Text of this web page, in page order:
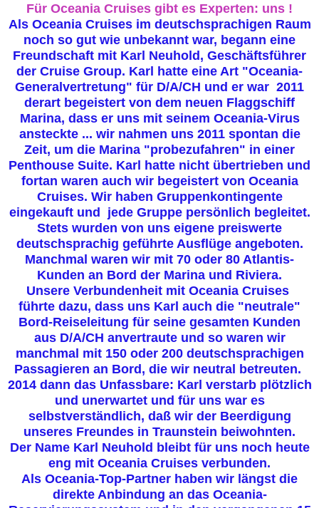
Für Oceania Cruises gibt es Experten: uns !
Als Oceania Cruises im deutschsprachigen Raum
noch so gut wie unbekannt war, begann eine
Freundschaft mit Karl Neuhold, Geschäftsführer
der Cruise Group. Karl hatte eine Art "Oceania-
Generalvertretung" für D/A/CH und er war 2011
derart begeistert von dem neuen Flaggschiff
Marina, dass er uns mit seinem Oceania-Virus
ansteckte ... wir nahmen uns 2011 spontan die
Zeit, um die Marina "probezufahren" in einer
Penthouse Suite. Karl hatte nicht übertrieben und
fortan waren auch wir begeistert von Oceania
Cruises. Wir haben Gruppenkontingente
eingekauft und jede Gruppe persönlich begleitet.
Stets wurden von uns eigene preiswerte
deutschsprachig geführte Ausflüge angeboten.
Manchmal waren wir mit 70 oder 80 Atlantis-
Kunden an Bord der Marina und Riviera.
Unsere Verbundenheit mit Oceania Cruises
führte dazu, dass uns Karl auch die "neutrale"
Bord-Reiseleitung für seine gesamten Kunden
aus D/A/CH anvertraute und so waren wir
manchmal mit 150 oder 200 deutschsprachigen
Passagieren an Bord, die wir neutral betreuten.
2014 dann das Unfassbare: Karl verstarb plötzlich
und unerwartet und für uns war es
selbstverständlich, daß wir der Beerdigung
unseres Freundes in Traunstein beiwohnten.
Der Name Karl Neuhold bleibt für uns noch heute
eng mit Oceania Cruises verbunden.
Als Oceania-Top-Partner haben wir längst die
direkte Anbindung an das Oceania-